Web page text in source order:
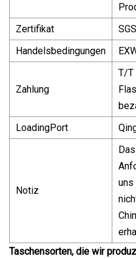
Zertifikat
Handelsbedingungen
Zahlung
T/T
LoadingPort
Notiz
uns
Taschensorten, die wir